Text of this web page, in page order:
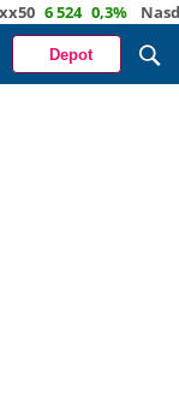
6 524 0,3% Nasdaq
Depot